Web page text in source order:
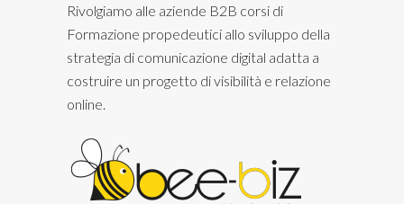
Rivolgiamo alle aziende B2B corsi di
Formazione propedeutici allo sviluppo della
strategia di comunicazione digital adatta a
costruire un progetto di visibilità e relazione
online.